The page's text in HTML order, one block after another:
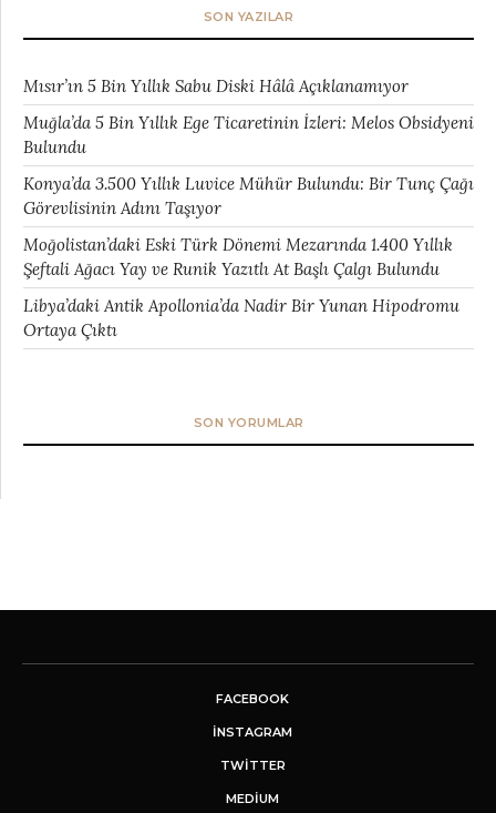
SON YAZILAR
Mısır’ın 5 Bin Yıllık Sabu Diski Hâlâ Açıklanamıyor
Muğla’da 5 Bin Yıllık Ege Ticaretinin İzleri: Melos Obsidyeni
Bulundu
Konya’da 3.500 Yıllık Luvice Mühür Bulundu: Bir Tunç Çağı
Görevlisinin Adını Taşıyor
Moğolistan’daki Eski Türk Dönemi Mezarında 1.400 Yıllık
Şeftali Ağacı Yay ve Runik Yazıtlı At Başlı Çalgı Bulundu
Libya’daki Antik Apollonia’da Nadir Bir Yunan Hipodromu
Ortaya Çıktı
SON YORUMLAR
FACEBOOK
INSTAGRAM
TWITTER
MEDIUM